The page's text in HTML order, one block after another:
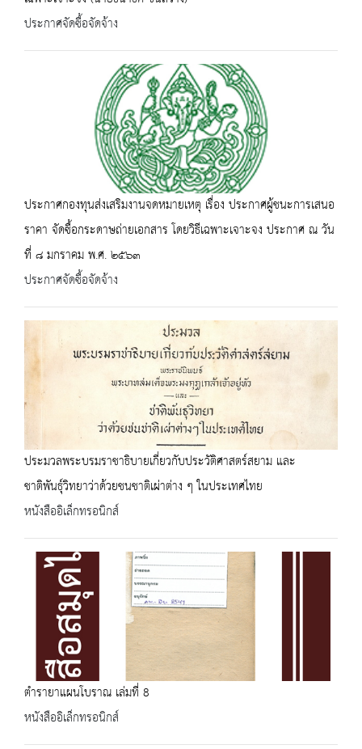
ประกาศจัดซื้อจัดจ้าง
ประกาศกองทุนส่งเสริมงานจดหมายเหตุ เรื่อง ประกาศผู้ชนะการเสนอ
ราคา จัดซื้อกระดาษถ่ายเอกสาร โดยวิธีเฉพาะเจาะจง ประกาศ ณ วัน
ที่ ๘ มกราคม พ.ศ. ๒๕๖๓
ประกาศจัดซื้อจัดจ้าง
ประมวลพระบรมราชาธิบายเกี่ยวกับประวัติศาสตร์สยาม และ
ชาติพันธุ์วิทยาว่าด้วยชนชาติเผ่าต่าง ๆ ในประเทศไทย
หนังสืออิเล็กทรอนิกส์
ตำรายาแผนโบราณ เล่มที่ 8
หนังสืออิเล็กทรอนิกส์